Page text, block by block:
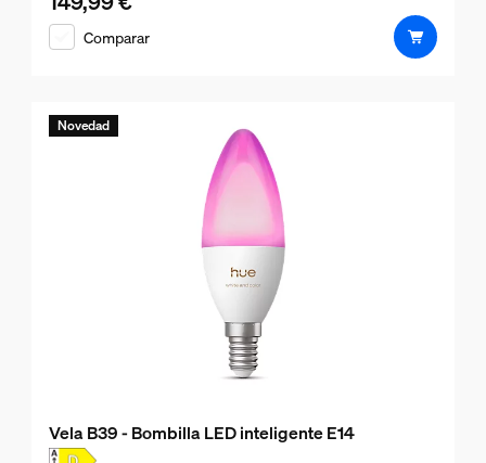
Comparar
Novedad
Vela B39 - Bombilla LED inteligente E14